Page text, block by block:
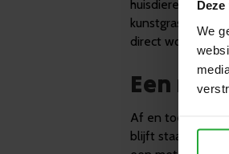
We
huisdieren, zelfs
kunstgras zal er
direct worden
Een
Af en toe een
blijft staan wat